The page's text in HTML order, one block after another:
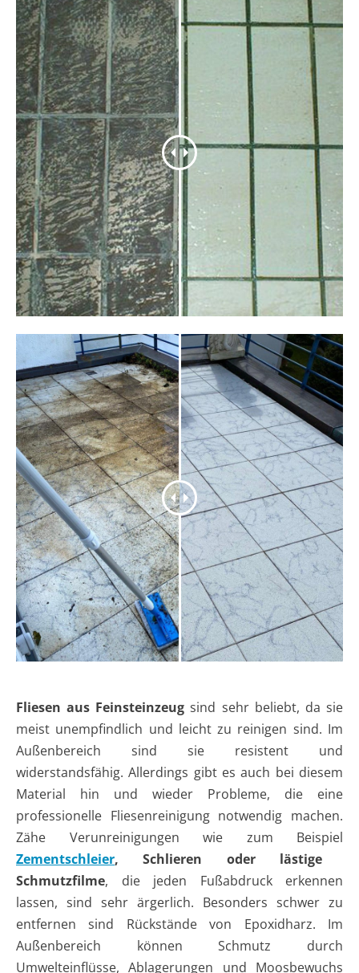
Fliesen aus Feinsteinzeug sind sehr beliebt, da sie
meist unempfindlich und leicht zu reinigen sind. Im
Außenbereich sind sie resistent und
widerstandsfähig. Allerdings gibt es auch bei diesem
Material hin und wieder Probleme, die eine
professionelle Fliesenreinigung notwendig machen.
Zähe Verunreinigungen wie zum Beispiel
Zementschleier, Schlieren oder lästige
Schmutzfilme, die jeden Fußabdruck erkennen
lassen, sind sehr ärgerlich. Besonders schwer zu
entfernen sind Rückstände von Epoxidharz. Im
Außenbereich können Schmutz durch
Umwelteinflüsse, Ablagerungen und Moosbewuchs